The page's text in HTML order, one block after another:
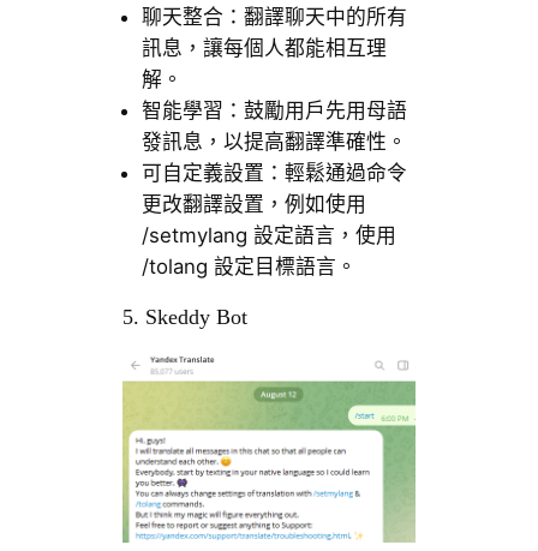
聊天整合：翻譯聊天中的所有
訊息，讓每個人都能相互理
解。
智能學習：鼓勵用戶先用母語
發訊息，以提高翻譯準確性。
可自定義設置：輕鬆通過命令
更改翻譯設置，例如使用
/setmylang 設定語言，使用
/tolang 設定目標語言。
5. Skeddy Bot